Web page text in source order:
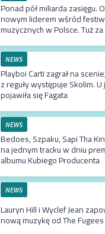
Ponad pół miliarda zasięgu.
nowym liderem wśród
muzycznych w Polsce. Tuż
NEWS
Playboi Carti zagrał na
z reguły występuje Skolim.
pojawiła się Fagata
NEWS
Bedoes, Szpaku, Sapi Tha
na jednym tracku w dniu
albumu Kubiego Producenta
NEWS
Lauryn Hill i Wyclef Jean
nową muzykę od The Fugees